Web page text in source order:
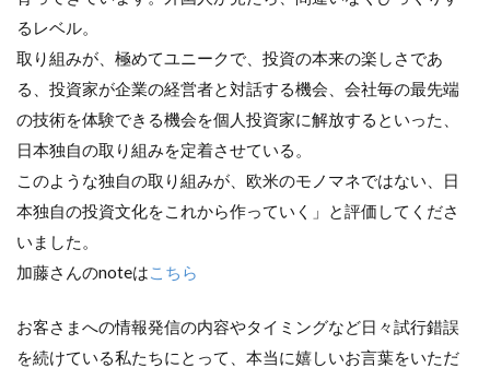
るレベル。
取り組みが、極めてユニークで、投資の本来の楽しさであ
る、投資家が企業の経営者と対話する機会、会社毎の最先端
の技術を体験できる機会を個人投資家に解放するといった、
日本独自の取り組みを定着させている。
このような独自の取り組みが、欧米のモノマネではない、日
本独自の投資文化をこれから作っていく」と評価してくださ
いました。
加藤さんのnoteは こちら
お客さまへの情報発信の内容やタイミングなど日々試行錯誤
を続けている私たちにとって、本当に嬉しいお言葉をいただ